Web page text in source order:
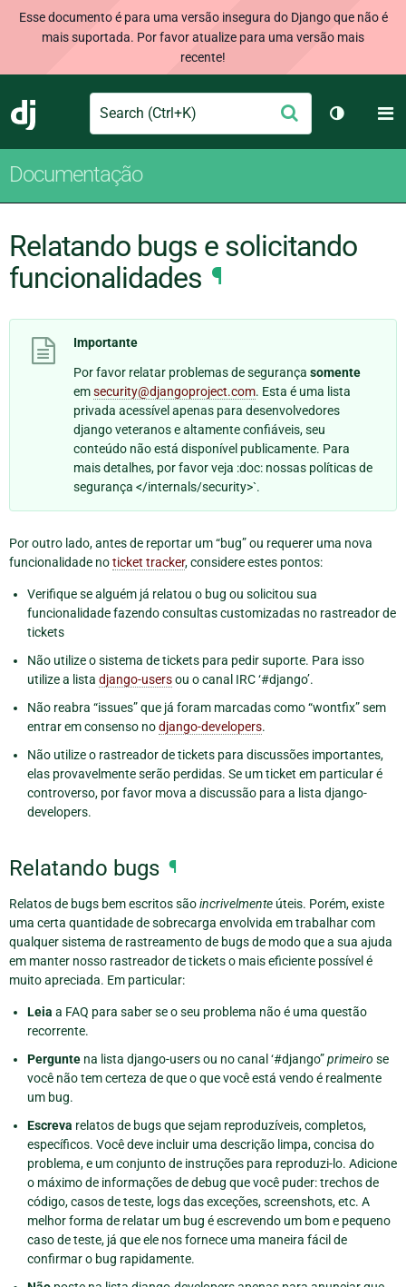
Esse documento é para uma versão insegura do Django que não é
mais suportada. Por favor atualize para uma versão mais
recente!
Django
Search Enviar
Alternar
Documentação
Relatando bugs e solicitando
funcionalidades ¶
Importante
Por favor relatar problemas de segurança somente
emsecurity@djangoproject.com. Esta é uma lista
privada acessível apenas para desenvolvedores
django veteranos e altamente confiáveis, seu
conteúdo não está disponível publicamente. Para
mais detalhes, por favor veja :doc: nossas políticas de
segurança </internals/security>`.
Por outro lado, antes de reportar um “bug” ou requerer uma nova
funcionalidade noticket tracker, considere estes pontos:
Verifique se alguém já relatou o bug ou solicitou sua
funcionalidade fazendo consultas customizadas no rastreador de
tickets
Não utilize o sistema de tickets para pedir suporte. Para isso
utilize a lista django-usersou o canal IRC ‘#django’.
Não reabra “issues” que já foram marcadas como “wontfix” sem
entrar em consenso nodjango-developers.
Não utilize o rastreador de tickets para discussões importantes,
elas provavelmente serão perdidas. Se um ticket em particular é
controverso, por favor mova a discussão para a lista django-
developers.
Relatando bugs ¶
Relatos de bugs bem escritos sãoincrivelmente úteis. Porém, existe
uma certa quantidade de sobrecarga envolvida em trabalhar com
qualquer sistema de rastreamento de bugs de modo que a sua ajuda
em manter nosso rastreador de tickets o mais eficiente possível é
muito apreciada. Em particular:
Leia a FAQ para saber se o seu problema não é uma questão
recorrente.
Pergunte na lista django-users ou no canal ‘#django”primeiro se
você não tem certeza de que o que você está vendo é realmente
um bug.
Escreva relatos de bugs que sejam reproduzíveis, completos,
específicos. Você deve incluir uma descrição limpa, concisa do
problema, e um conjunto de instruções para reproduzi-lo. Adicione
o máximo de informações de debug que você puder: trechos de
código, casos de teste, logs das exceções, screenshots, etc. A
melhor forma de relatar um bug é escrevendo um bom e pequeno
caso de teste, já que ele nos fornece uma maneira fácil de
confirmar o bug rapidamente.